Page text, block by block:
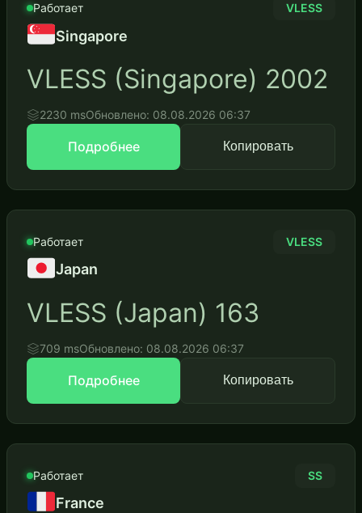
Работает VLESS
Singapore
VLESS (Singapore) 2002
2230 msОбновлено: 08.08.2026 06:37
Подробнее Копировать
Работает VLESS
Japan
VLESS (Japan) 163
709 msОбновлено: 08.08.2026 06:37
Подробнее Копировать
Работает SS
France